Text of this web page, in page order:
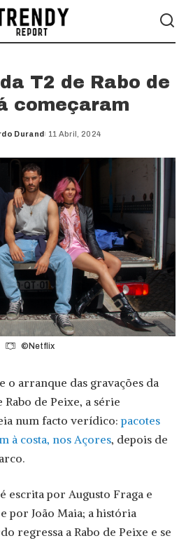
T2 de Rabo de
começaram
Durand 11 Abril, 2024
©Netflix
o arranque das gravações da
de Peixe, a série
num facto verídico:pacotes
à costa, nos Açores, depois de
escrita por Augusto Fraga e
por João Maia; a história
regressa a Rabo de Peixe e se